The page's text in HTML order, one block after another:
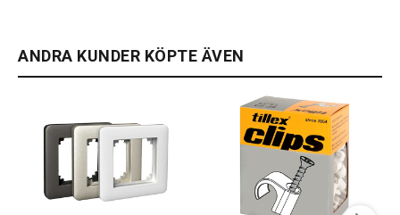
ANDRA KUNDER KÖPTE ÄVEN